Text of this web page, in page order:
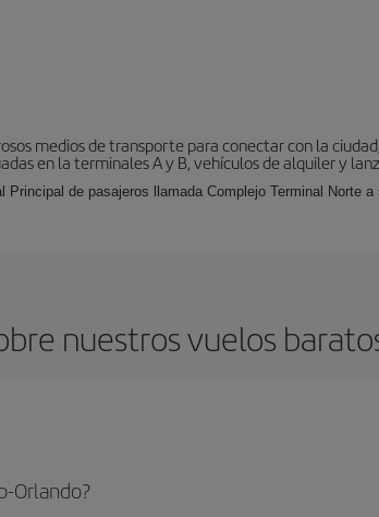
medios de transporte para conectar con la
en la terminales A y B, vehículos de alquiler y
Principal de pasajeros llamada Complejo Terminal Norte
nuestros vuelos
Orlando?